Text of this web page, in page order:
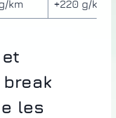
km +220 g/km
les